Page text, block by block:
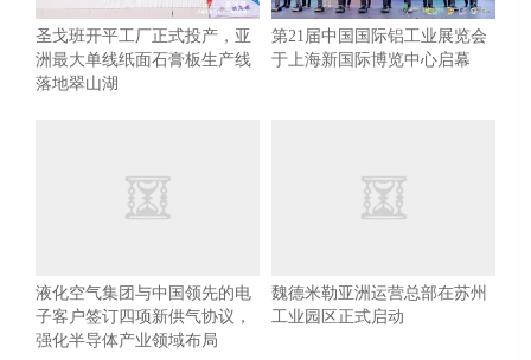
圣戈班开平工厂正式投产，亚
洲最大单线纸面石膏板生产线
落地翠山湖
第21届中国国际铝工业展览会
于上海新国际博览中心启幕
液化空气集团与中国领先的电
子客户签订四项新供气协议，
强化半导体产业领域布局
魏德米勒亚洲运营总部在苏州
工业园区正式启动